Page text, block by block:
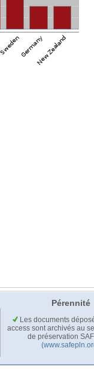
Pérennité
Les documents
access sont archivés au
de préservation